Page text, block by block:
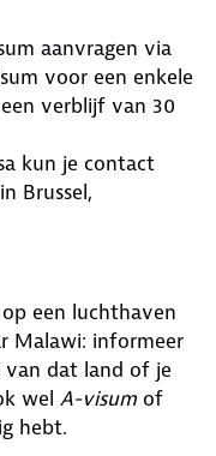
aanvragen via
voor een enkele
verblijf van 30
kun je contact
Brussel,
een luchthaven
Malawi: informeer
dat land of je
wel A-visum of
hebt.